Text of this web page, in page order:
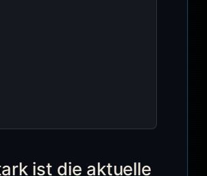
ist die aktuelle